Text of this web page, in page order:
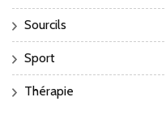
Sourcils
Sport
Thérapie